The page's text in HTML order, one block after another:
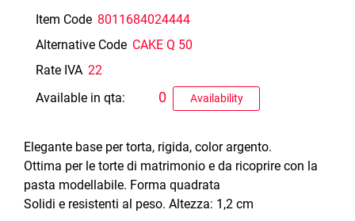
Item Code 8011684024444
Alternative Code CAKE Q 50
Rate IVA 22
Available in qta:
Availability
0
Elegante base per torta, rigida, color argento.
Ottima per le torte di matrimonio e da ricoprire con la
pasta modellabile. Forma quadrata
Solidi e resistenti al peso. Altezza: 1,2 cm